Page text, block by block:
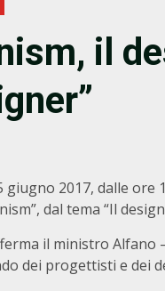
il
giugno 2017, dalle ore
dal tema “Il
il ministro
dei progettisti e dei